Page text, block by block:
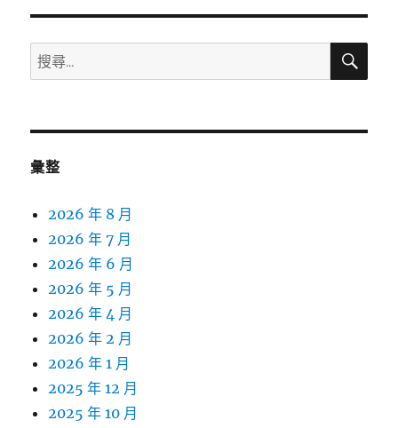
搜
尋
鍵
搜
彙整
2026 年 8 月
2026 年 7 月
2026 年 6 月
2026 年 5 月
2026 年 4 月
2026 年 2 月
2026 年 1 月
2025 年 12 月
2025 年 10 月